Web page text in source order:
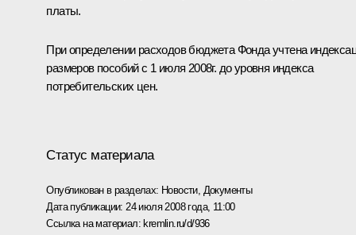
платы.
При определении расходов бюджета Фонда учтена
размеров пособий с 1 июля 2008г. до уровня индекса
потребительских цен.
Статус материала
Опубликован в разделах: Новости, Документы
Дата публикации: 24 июля 2008 года, 11:00
Ссылка на материал: kremlin.ru/d/936